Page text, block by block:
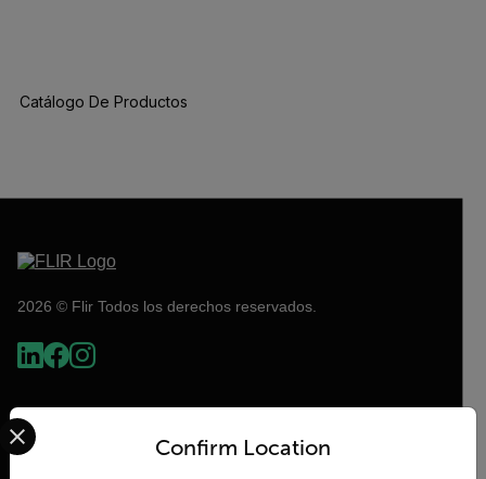
Catálogo De Productos
2026 © Flir Todos los derechos reservados.
Confirm Location
Select your preferred country and language from the